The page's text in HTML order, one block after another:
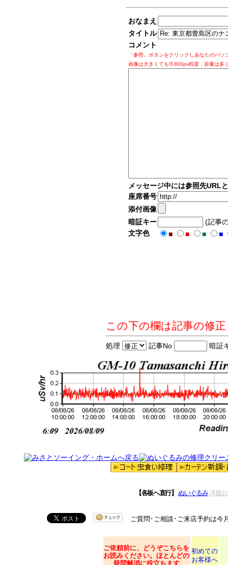
おなまえ
タイトル
コメント
「参照」ボタンをクリックしあなたのパ
画像は大きくても巾800px程度，容量は多
メッセージ中には参照先URL
座席番号
添付画像
暗証キー
(記事
文字色
■ ■ ■ ■
この下の欄は記事の修
処理 記事No 暗証
【各板へ直行】 ぬいぐるみ 洋服
ご質問･ご相談･ご来店予約は今
ご依頼前に、どうぞこちらを
お読みください。ほとんどの
疑問解消に役立ちます
初めての
お客様へ